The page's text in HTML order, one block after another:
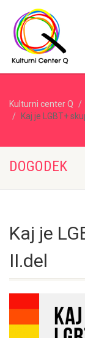
Kulturni center Q
Kaj je LGBT+
DOGODEK
Kaj je
II.del